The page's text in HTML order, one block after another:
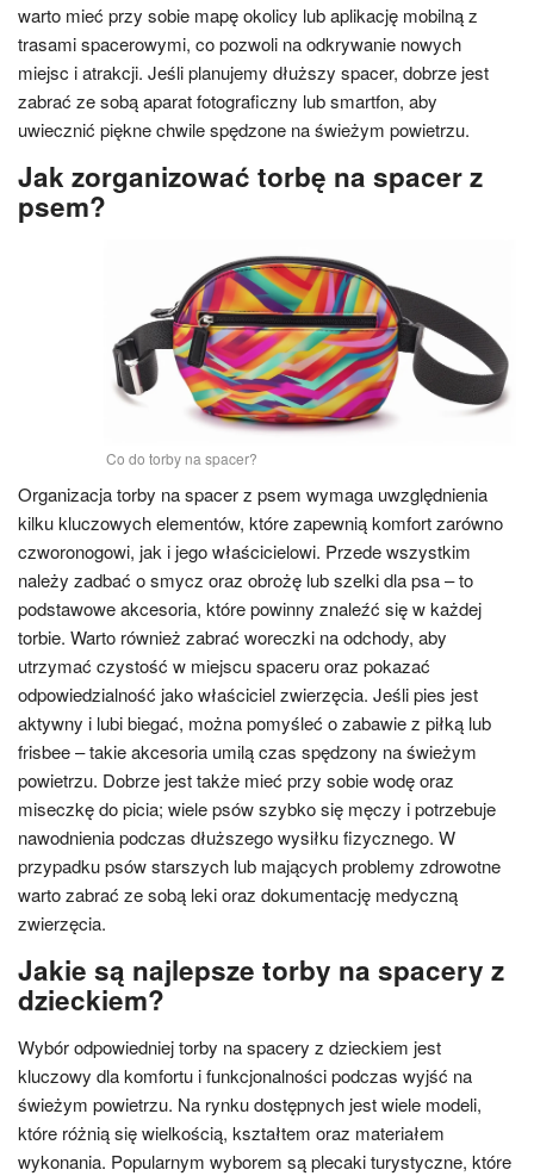
warto mieć przy sobie mapę okolicy lub aplikację mobilną z
trasami spacerowymi, co pozwoli na odkrywanie nowych
miejsc i atrakcji. Jeśli planujemy dłuższy spacer, dobrze jest
zabrać ze sobą aparat fotograficzny lub smartfon, aby
uwiecznić piękne chwile spędzone na świeżym powietrzu.
Jak zorganizować torbę na spacer z
psem?
Co do torby na spacer?
Organizacja torby na spacer z psem wymaga uwzględnienia
kilku kluczowych elementów, które zapewnią komfort zarówno
czworonogowi, jak i jego właścicielowi. Przede wszystkim
należy zadbać o smycz oraz obrożę lub szelki dla psa – to
podstawowe akcesoria, które powinny znaleźć się w każdej
torbie. Warto również zabrać woreczki na odchody, aby
utrzymać czystość w miejscu spaceru oraz pokazać
odpowiedzialność jako właściciel zwierzęcia. Jeśli pies jest
aktywny i lubi biegać, można pomyśleć o zabawie z piłką lub
frisbee – takie akcesoria umilą czas spędzony na świeżym
powietrzu. Dobrze jest także mieć przy sobie wodę oraz
miseczkę do picia; wiele psów szybko się męczy i potrzebuje
nawodnienia podczas dłuższego wysiłku fizycznego. W
przypadku psów starszych lub mających problemy zdrowotne
warto zabrać ze sobą leki oraz dokumentację medyczną
zwierzęcia.
Jakie są najlepsze torby na spacery z
dzieckiem?
Wybór odpowiedniej torby na spacery z dzieckiem jest
kluczowy dla komfortu i funkcjonalności podczas wyjść na
świeżym powietrzu. Na rynku dostępnych jest wiele modeli,
które różnią się wielkością, kształtem oraz materiałem
wykonania. Popularnym wyborem są plecaki turystyczne, które